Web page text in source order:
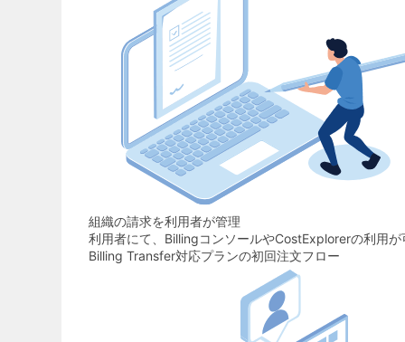
組織の請求を利用者が管理
利用者にて、 BillingコンソールやCostExplorerの利用が
Billing Transfer対応プランの初回注文フロー